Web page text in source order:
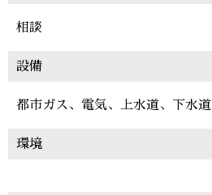
相談
設備
都市ガス、電気、上水道、下水道
環境